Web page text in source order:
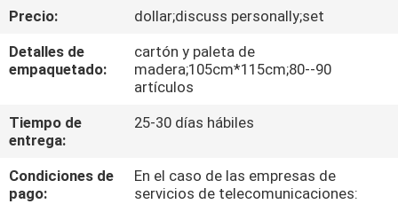
DE
ÉNTRENOS
EN
Precio:
dollar;discuss personally;set
Detalles de
empaquetado:
cartón y paleta de
madera;105cm*115cm;80--90
artículos
Tiempo de
entrega:
25-30 días hábiles
Condiciones de
pago:
En el caso de las empresas de
servicios de telecomunicaciones: